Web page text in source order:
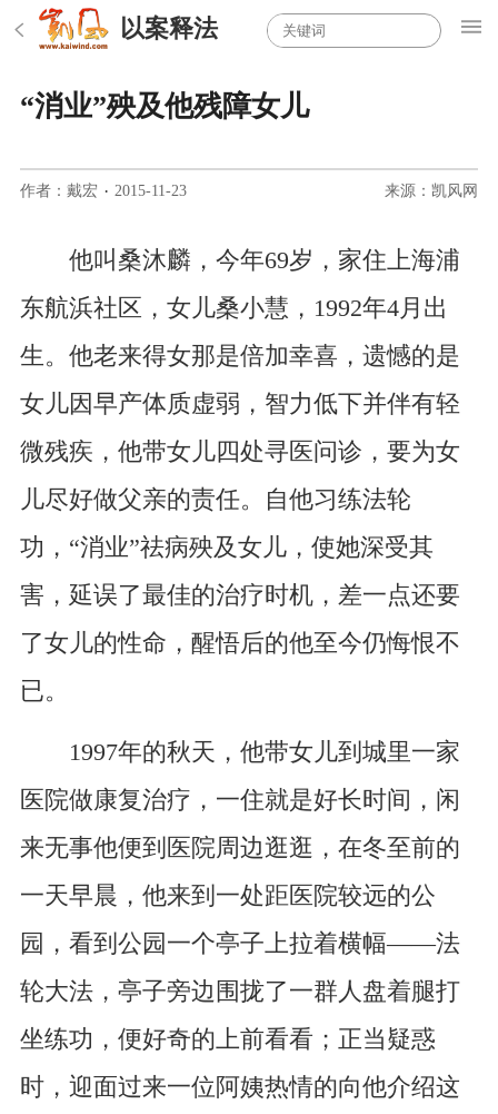
以案释法
“消业”殃及他残障女儿
作者：戴宏 · 2015-11-23 来源：凯风网
他叫桑沐麟，今年69岁，家住上海浦
东航浜社区，女儿桑小慧，1992年4月出
生。他老来得女那是倍加幸喜，遗憾的是
女儿因早产体质虚弱，智力低下并伴有轻
微残疾，他带女儿四处寻医问诊，要为女
儿尽好做父亲的责任。自他习练法轮
功，“消业”祛病殃及女儿，使她深受其
害，延误了最佳的治疗时机，差一点还要
了女儿的性命，醒悟后的他至今仍悔恨不
已。
1997年的秋天，他带女儿到城里一家
医院做康复治疗，一住就是好长时间，闲
来无事他便到医院周边逛逛，在冬至前的
一天早晨，他来到一处距医院较远的公
园，看到公园一个亭子上拉着横幅——法
轮大法，亭子旁边围拢了一群人盘着腿打
坐练功，便好奇的上前看看；正当疑惑
时，迎面过来一位阿姨热情的向他介绍这